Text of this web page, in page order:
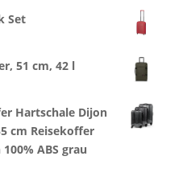
Set
51 cm, 42 l
Hartschale Dijon
cm Reisekoffer
ABS grau